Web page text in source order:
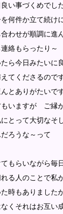
い事づくめでした
何件か立て続け
わせが順調に進
絡もらったり～
ら今日みたいに
てくださるのです
とありがたいです
いますが ご縁
とって大切なそ
ろうな～って
もらいながら毎
る人のことで私
時もありましたが
くそれはお互い